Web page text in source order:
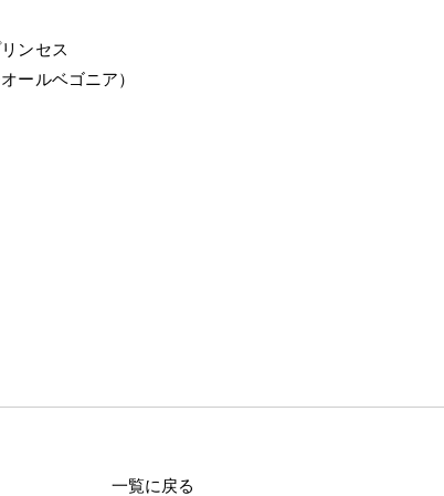
ンセス
ールベゴニア）
一覧に戻る